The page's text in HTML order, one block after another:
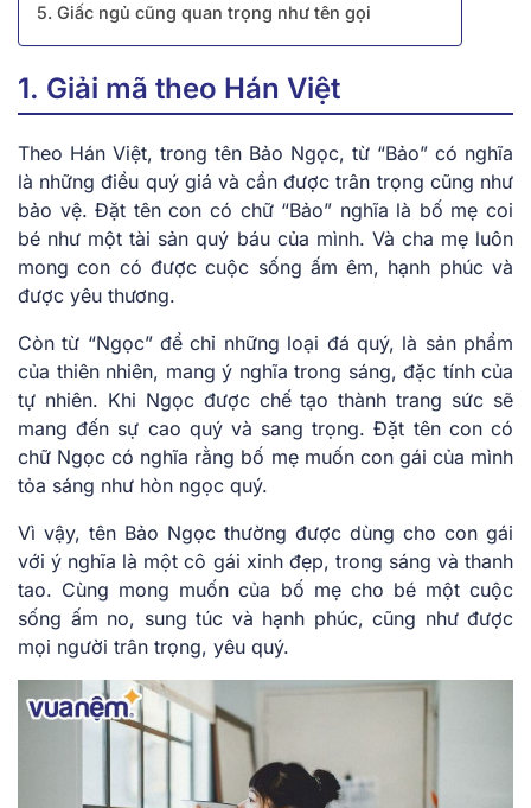
5. Giấc ngủ cũng quan trọng như tên gọi
1. Giải mã theo Hán Việt
Theo Hán Việt, trong tên Bảo Ngọc, từ “Bảo” có nghĩa
là những điều quý giá và cần được trân trọng cũng như
bảo vệ. Đặt tên con có chữ “Bảo” nghĩa là bố mẹ coi
bé như một tài sản quý báu của mình. Và cha mẹ luôn
mong con có được cuộc sống ấm êm, hạnh phúc và
được yêu thương.
Còn từ “Ngọc” để chỉ những loại đá quý, là sản phẩm
của thiên nhiên, mang ý nghĩa trong sáng, đặc tính của
tự nhiên. Khi Ngọc được chế tạo thành trang sức sẽ
mang đến sự cao quý và sang trọng. Đặt tên con có
chữ Ngọc có nghĩa rằng bố mẹ muốn con gái của mình
tỏa sáng như hòn ngọc quý.
Vì vậy, tên Bảo Ngọc thường được dùng cho con gái
với ý nghĩa là một cô gái xinh đẹp, trong sáng và thanh
tao. Cùng mong muốn của bố mẹ cho bé một cuộc
sống ấm no, sung túc và hạnh phúc, cũng như được
mọi người trân trọng, yêu quý.